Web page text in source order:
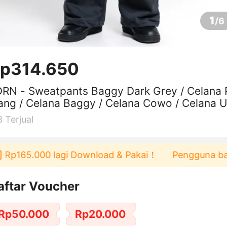
1/6
- Sweatpants Baggy Dark Grey / Celana
/ Celana Baggy / Celana Cowo / Celana
/ Sweatpants
Terjual
lagi Download & Pakai！ Pengguna baru
Voucher
Rp20.000